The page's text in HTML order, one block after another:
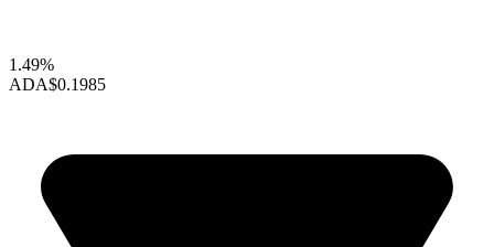
1.49%
ADA$0.1985